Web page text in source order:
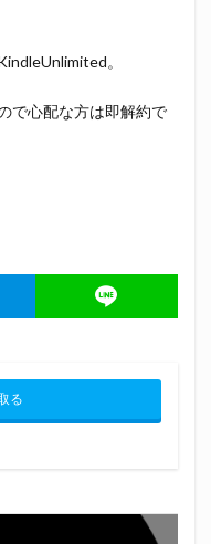
。
で心配な方は即解約で
る